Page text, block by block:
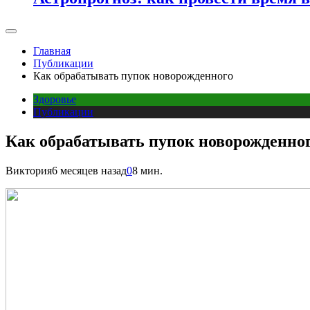
Главная
Публикации
Как обрабатывать пупок новорожденного
Здоровье
Публикации
Как обрабатывать пупок
Виктория6 месяцев назад08 мин.